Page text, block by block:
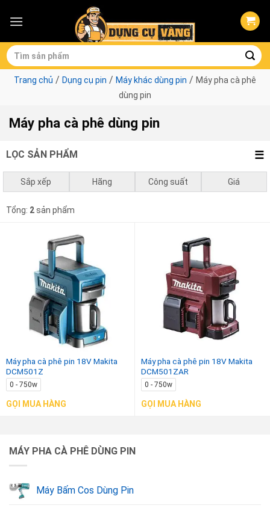
Tìm
kiếm:
Trang chủ / Dụng cụ pin / Máy khác dùng pin / Máy pha cà phê
dùng pin
Máy pha cà phê dùng pin
LỌC SẢN PHẨM
Sắp xếp
Mặc định
Giá cao đến thấp
Hãng
Makita
Công suất
0 - 750w
Giá
0₫-1.000.000₫
3.000.000₫-10.000.000
10.000.000₫-0₫
Tổng: 2sản phẩm
Máy pha cà phê pin 18V Makita
DCM501Z
0 - 750w
GỌI MUA HÀNG
Máy pha cà phê pin 18V Makita
DCM501ZAR
0 - 750w
GỌI MUA HÀNG
MÁY PHA CÀ PHÊ DÙNG PIN
Máy Bấm Cos Dùng Pin